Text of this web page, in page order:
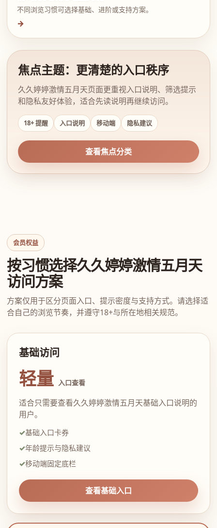
不同浏览习惯可选择基础、进阶或支持方案。
→
焦点主题：更清楚的入口秩序
久久婷婷激情五月天页面更重视入口说明、筛选提示
和隐私友好体验，适合先读说明再继续访问。
18+ 提醒 入口说明 移动端 隐私建议
查看焦点分类
会员权益
按习惯选择久久婷婷激情五月天
访问方案
方案仅用于区分页面入口、提示密度与支持方式。请选择适
合自己的浏览节奏，并遵守18+与所在地相关规范。
基础访问
轻量 入口查看
适合只需要查看久久婷婷激情五月天基础入口说明的
用户。
基础入口卡券
年龄提示与隐私建议
移动端固定底栏
查看基础入口